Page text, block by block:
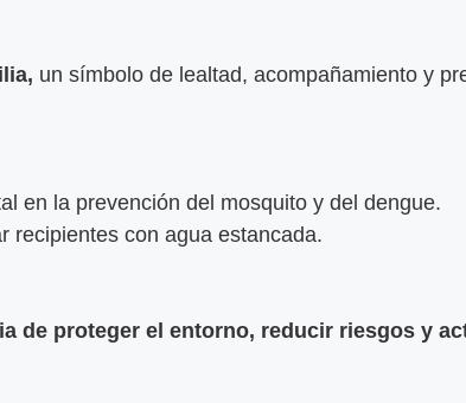
un símbolo de lealtad, acompañamiento y
en la prevención del mosquito y del dengue.
recipientes con agua estancada.
de proteger el entorno, reducir riesgos y